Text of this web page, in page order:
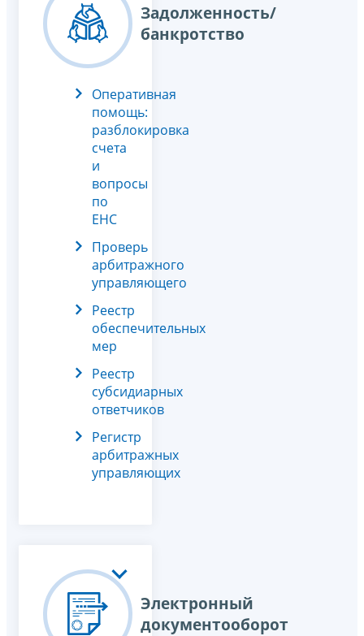
Задолженность/
банкротство
Оперативная
помощь:
разблокировка
счета
и
вопросы
по
ЕНС
Проверь
арбитражного
управляющего
Реестр
обеспечительных
мер
Реестр
субсидиарных
ответчиков
Регистр
арбитражных
управляющих
Электронный
документооборот